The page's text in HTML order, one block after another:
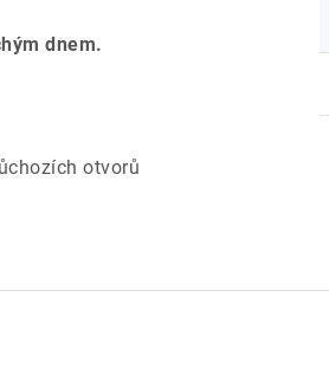
dnem.
otvorů